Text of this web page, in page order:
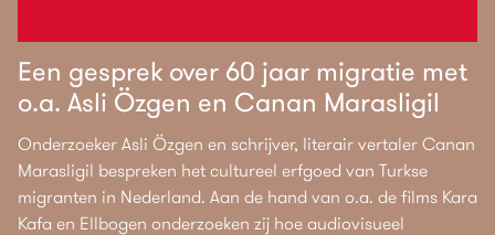
Een gesprek over 60 jaar migratie met
o.a. Asli Özgen en Canan Marasligil
Onderzoeker Asli Özgen en schrijver, literair vertaler Canan
Marasligil bespreken het cultureel erfgoed van Turkse
migranten in Nederland. Aan de hand van o.a. de films Kara
Kafa en Ellbogen onderzoeken zij hoe audiovisueel